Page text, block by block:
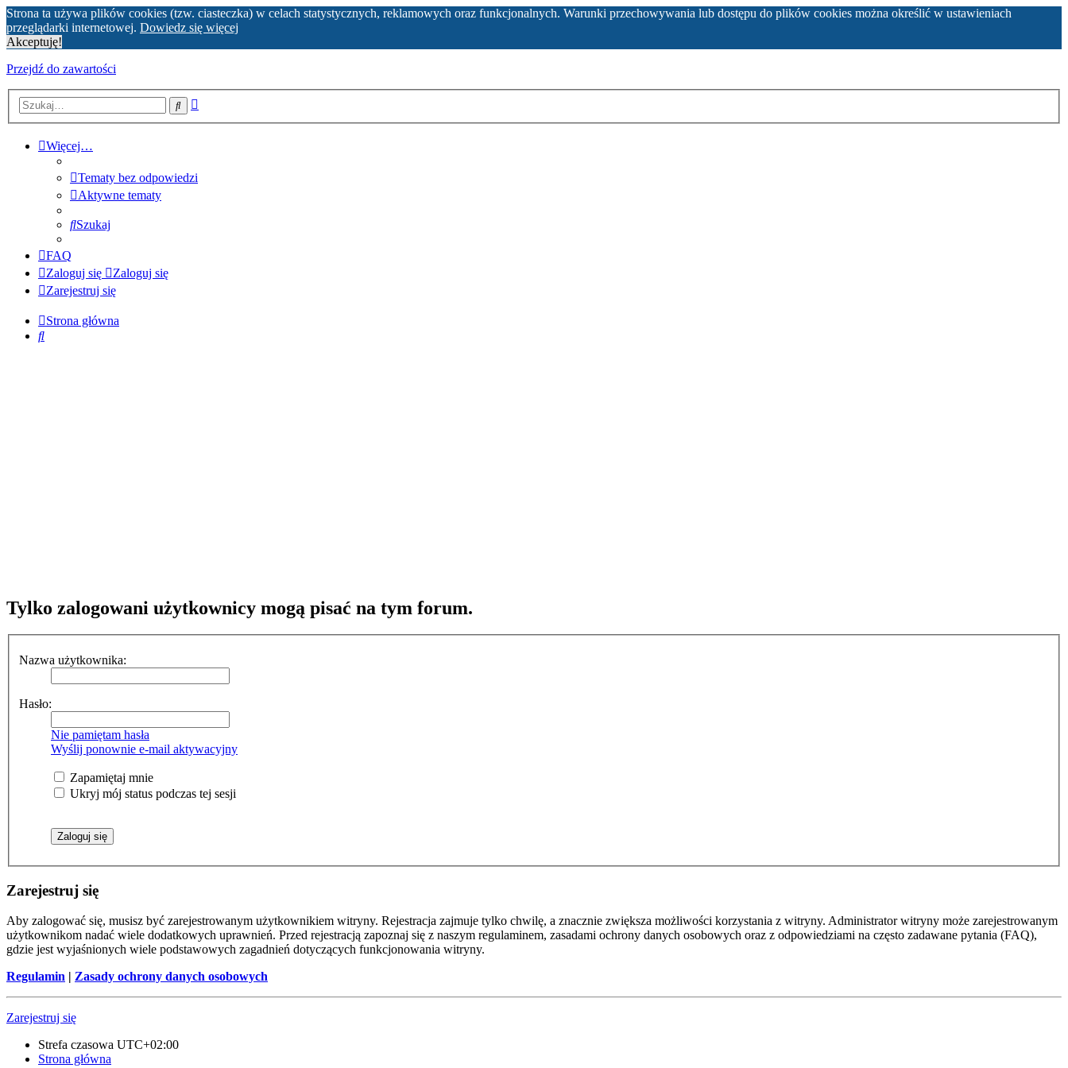
Strona ta używa plików cookies (tzw. ciasteczka) w celach statystycznych, reklamowych oraz funkcjonalnych. Warunki przechowywania lub dostępu do plików cookies można określić w ustawieniach
przeglądarki internetowej. Dowiedz się więcej
Akceptuję!
Przejdź do zawartości
Szukaj
Więcej…
Tematy bez odpowiedzi
Aktywne tematy
Szukaj
FAQ
Zaloguj się
Zaloguj się
Zarejestruj się
Strona główna
Szukaj
Tylko zalogowani użytkownicy mogą pisać na tym forum.
Nazwa użytkownika:
Hasło:
Nie pamiętam hasła
Wyślij ponownie e-mail aktywacyjny
Zapamiętaj mnie
Ukryj mój status podczas tej sesji
Zarejestruj się
Aby zalogować się, musisz być zarejestrowanym użytkownikiem witryny. Rejestracja zajmuje tylko chwilę, a znacznie zwiększa możliwości korzystania z witryny. Administrator witryny może zarejestrowanym
użytkownikom nadać wiele dodatkowych uprawnień. Przed rejestracją zapoznaj się z naszym regulaminem, zasadami ochrony danych osobowych oraz z odpowiedziami na często zadawane pytania (FAQ),
gdzie jest wyjaśnionych wiele podstawowych zagadnień dotyczących funkcjonowania witryny.
Regulamin | Zasady ochrony danych osobowych
Zarejestruj się
Strefa czasowa UTC+02:00
Strona główna